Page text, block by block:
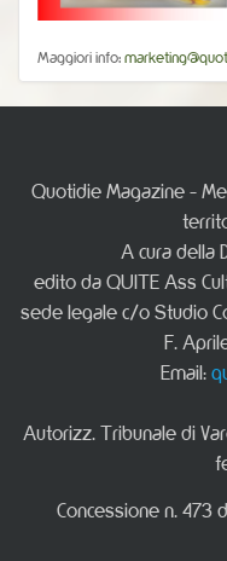
Maggiori info:
Quotidie Magazine -
A cura della
edito da QUITE Ass
sede legale c/o Studio
F.
Email:
Autorizz. Tribunale di
Concessione n. 473